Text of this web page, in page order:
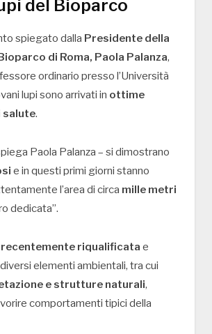
del Bioparco
spiegato dalla Presidente della
di Roma, Paola Palanza,
ordinario presso l’Università
lupi sono arrivati in ottime
salute.
Paola Palanza – si dimostrano
e in questi primi giorni stanno
l’area di circa mille metri
dedicata”.
recentemente riqualificata e
elementi ambientali, tra cui
e strutture naturali,
comportamenti tipici della